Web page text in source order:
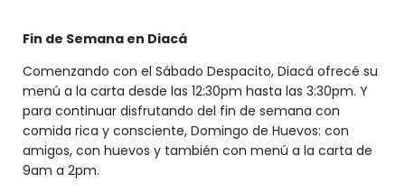
Fin de Semana en Diacá
Comenzando con el Sábado Despacito, Diacá ofrecé su
menú a la carta desde las 12:30pm hasta las 3:30pm. Y
para continuar disfrutando del fin de semana con
comida rica y consciente, Domingo de Huevos: con
amigos, con huevos y también con menú a la carta de
9am a 2pm.